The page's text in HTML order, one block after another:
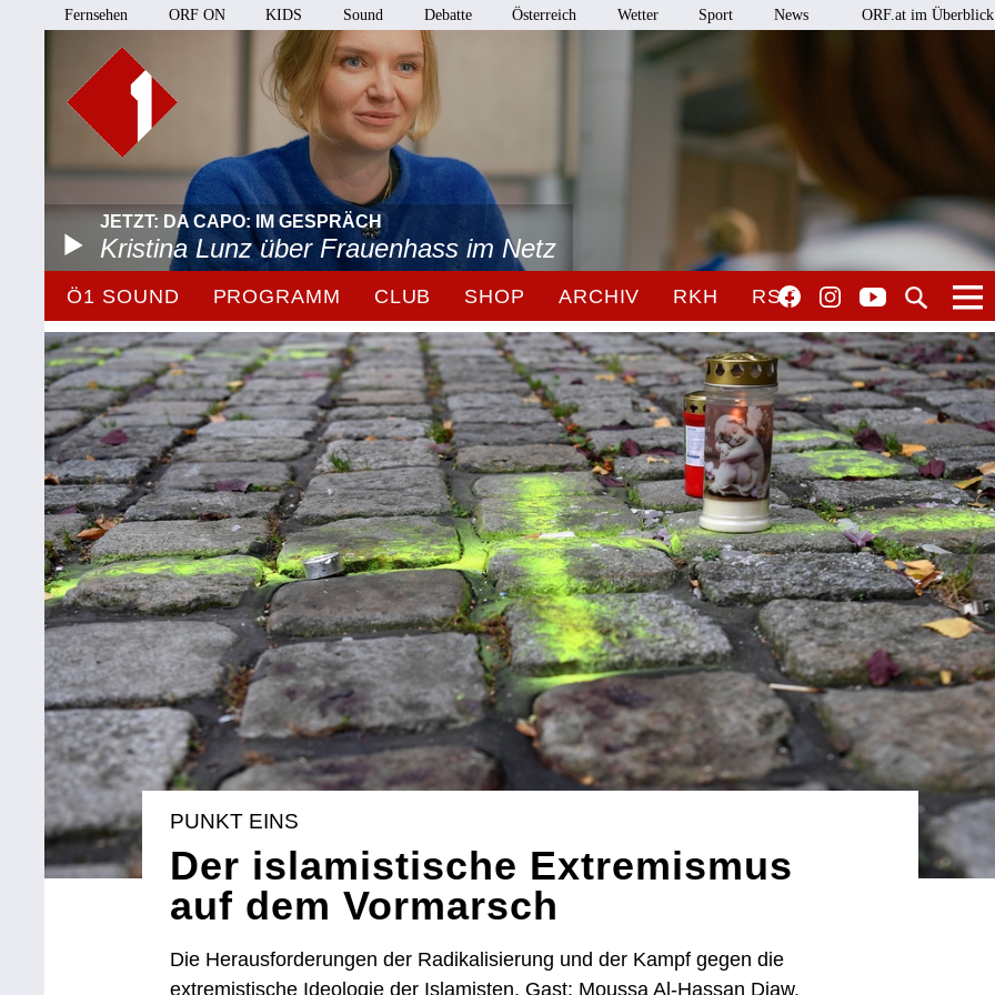
Fernsehen ORF ON KIDS Sound Debatte Österreich Wetter Sport News ORF.at im Überblick
JETZT: DA CAPO: IM GESPRÄCH
Kristina Lunz über Frauenhass im Netz
Ö1 SOUND PROGRAMM CLUB SHOP ARCHIV RKH RSO
PUNKT EINS
Der islamistische Extremismus
auf dem Vormarsch
Die Herausforderungen der Radikalisierung und der Kampf gegen die
extremistische Ideologie der Islamisten. Gast: Moussa Al-Hassan Diaw,